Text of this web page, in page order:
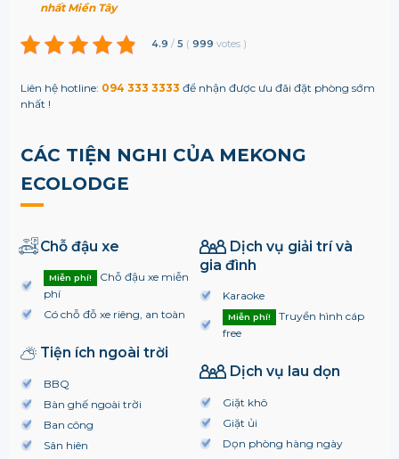
nhất Miền Tây
4.9 / 5 ( 999 votes )
Liên hệ hotline: 094 333 3333 để nhận được ưu đãi đặt phòng sớm
nhất !
CÁC TIỆN NGHI CỦA MEKONG
ECOLODGE
Chỗ đậu xe
Miễn phí!
Chỗ đậu xe miễn
phí
Có chỗ đỗ xe riêng, an toàn
Tiện ích ngoài trời
BBQ
Bàn ghế ngoài trời
Ban công
Sân hiên
Dịch vụ giải trí và
gia đình
Karaoke
Miễn phí!
Truyền hình cáp
free
Dịch vụ lau dọn
Giặt khô
Giặt ủi
Dọn phòng hàng ngày